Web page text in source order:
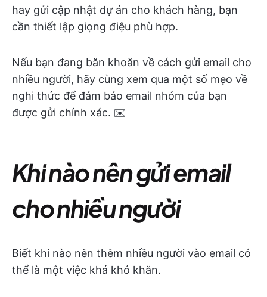
hay gửi cập nhật dự án cho khách hàng, bạn
cần thiết lập giọng điệu phù hợp.
Nếu bạn đang băn khoăn về cách gửi email cho
nhiều người, hãy cùng xem qua một số mẹo về
nghi thức để đảm bảo email nhóm của bạn
được gửi chính xác. ✉️
Khi nào nên gửi email
cho nhiều người
Biết khi nào nên thêm nhiều người vào email có
thể là một việc khá khó khăn.